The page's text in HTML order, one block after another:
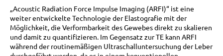
„Acoustic Radiation Force Impulse Imaging (ARFI)“ ist eine
weiter entwickelte Technologie der Elastografie mit der
Möglichkeit, die Verformbarkeit des Gewebes direkt zu skalieren
und damit zu quantifizieren. Im Gegensatz zur TE kann ARFI
während der routinemäßigen Ultraschalluntersuchung der Leber